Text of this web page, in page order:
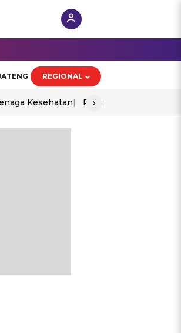
REGIONAL
Kesehatan Piala Aff 2026
›